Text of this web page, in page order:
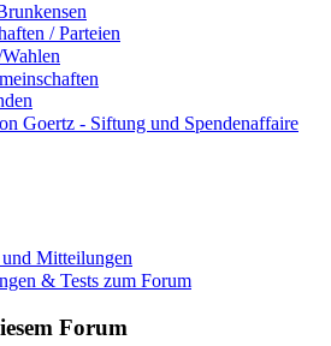
/ Parteien
Goertz - Siftung und Spendenaffaire
Mitteilungen
& Tests zum Forum
Forum